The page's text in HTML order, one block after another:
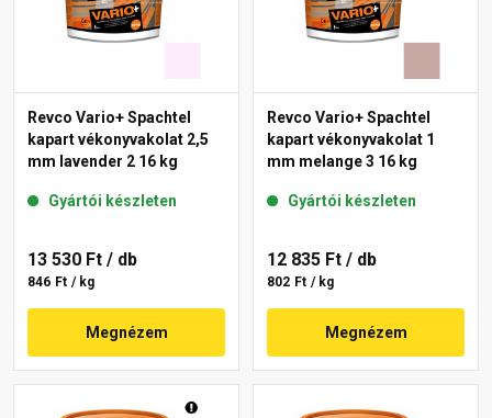
Revco Vario+ Spachtel
kapart vékonyvakolat 2,5
mm lavender 2 16 kg
Gyártói készleten
13 530 Ft / db
846 Ft / kg
Megnézem
Revco Vario+ Spachtel
kapart vékonyvakolat 1
mm melange 3 16 kg
Gyártói készleten
12 835 Ft / db
802 Ft / kg
Megnézem